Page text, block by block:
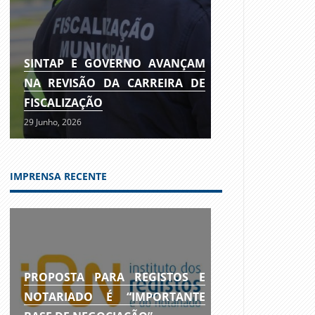
SINTAP E GOVERNO AVANÇAM
NA REVISÃO DA CARREIRA DE
FISCALIZAÇÃO
29 Junho, 2026
IMPRENSA RECENTE
PROPOSTA PARA REGISTOS E
NOTARIADO É “IMPORTANTE